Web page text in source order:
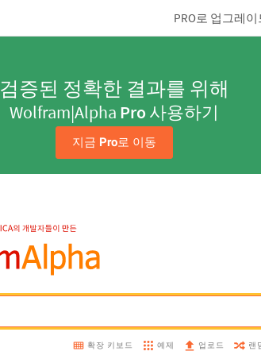
PRO로 업그레이
검증된 정확한 결과를 위해
Wolfram|Alpha Pro사용하기
지금 Pro로 이동
확장 키보드 예제 업로드 랜